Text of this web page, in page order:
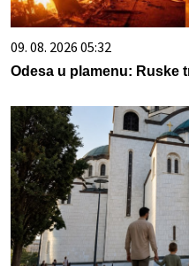
09. 08. 2026 05:32
Odesa u plamenu: Ruske